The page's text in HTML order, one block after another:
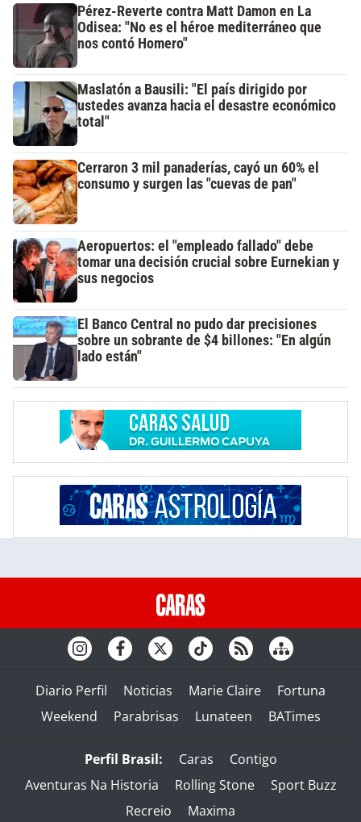
Pérez-Reverte contra Matt Damon en La
Odisea: "No es el héroe mediterráneo que
nos contó Homero"
Maslatón a Bausili: "El país dirigido por
ustedes avanza hacia el desastre económico
total"
Cerraron 3 mil panaderías, cayó un 60% el
consumo y surgen las "cuevas de pan"
Aeropuertos: el "empleado fallado" debe
tomar una decisión crucial sobre Eurnekian y
sus negocios
El Banco Central no pudo dar precisiones
sobre un sobrante de $4 billones: "En algún
lado están"
Diario Perfil Noticias Marie Claire
Fortuna
Weekend
Parabrisas Lunateen BATimes
Perfil Brasil: Caras
Contigo
Aventuras Na Historia
Rolling Stone
Sport Buzz
Recreio
Maxima